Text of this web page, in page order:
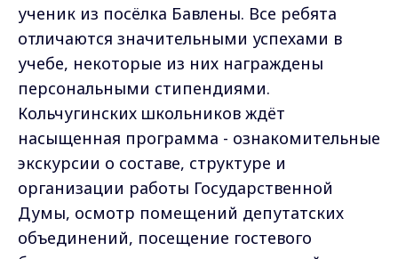
ученик из посёлка Бавлены. Все ребята
отличаются значительными успехами в
учебе, некоторые из них награждены
персональными стипендиями.
Кольчугинских школьников ждёт
насыщенная программа - ознакомительные
экскурсии о составе, структуре и
организации работы Государственной
Думы, осмотр помещений депутатских
объединений, посещение гостевого